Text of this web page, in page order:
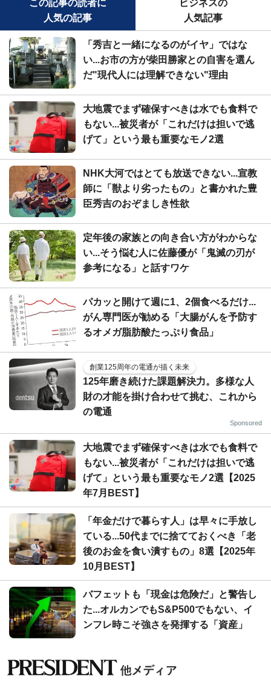
この記事の読者に
人気の記事
ビジネスの
人気記事
「秀吉と一緒になるのがイヤ」ではな
い...お市の方が柴田勝家との自害を選ん
だ"現代人には理解できない"理由
大地震でまず確保すべきは水でも食料で
もない...被災者が「これだけは担いで逃
げて」という最も重要なモノ2選
NHK大河ではとても放送できない...宣教
師に「獣より劣ったもの」と書かれた豊
臣秀吉のおぞましき性欲
定年後の家族との向き合い方がわからな
い...そう悩む人に佐藤優が「鬼滅の刃が
参考になる」と話すワケ
パカッと開けて週に1、2個食べるだけ...
がん専門医が勧める「大腸がんを予防す
るオメガ脂肪酸たっぷり食品」
創業125周年の電通が描く未来
125年磨き続けた課題解決力。多様な人
財の才能を掛け合わせて挑む、これから
の電通
Sponsored
大地震でまず確保すべきは水でも食料で
もない...被災者が「これだけは担いで逃
げて」という最も重要なモノ2選【2025
年7月BEST】
「年金だけで暮らす人」は早々に手放し
ている...50代までに捨てておくべき「老
後のお金を食い潰すもの」8選【2025年
10月BEST】
バフェットも「現金は危険だ」と警告し
た...オルカンでもS&P500でもない、イ
ンフレ時こそ強さを発揮する「資産」